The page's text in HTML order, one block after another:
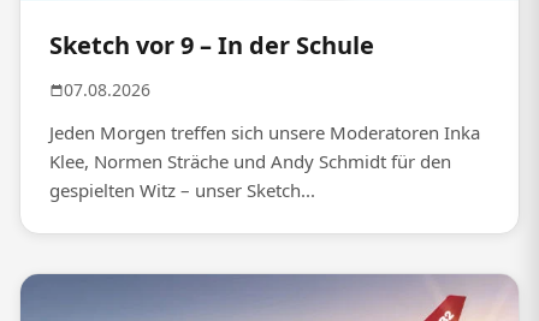
Sketch vor 9 – In der Schule
07.08.2026
Jeden Morgen treffen sich unsere Moderatoren Inka
Klee, Normen Sträche und Andy Schmidt für den
gespielten Witz – unser Sketch...